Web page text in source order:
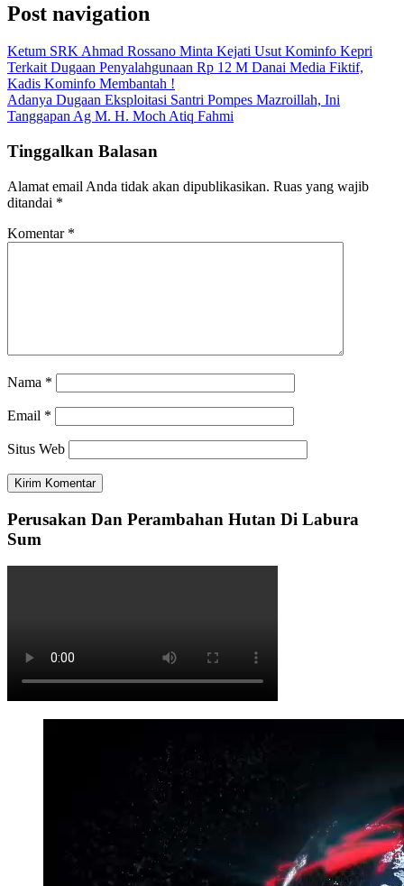
Post navigation
Ketum SRK Ahmad Rossano Minta Kejati Usut Kominfo Kepri
Terkait Dugaan Penyalahgunaan Rp 12 M Danai Media Fiktif,
Kadis Kominfo Membantah !
Adanya Dugaan Eksploitasi Santri Pompes Mazroillah, Ini
Tanggapan Ag M. H. Moch Atiq Fahmi
Tinggalkan Balasan
Alamat email Anda tidak akan dipublikasikan. Ruas yang wajib
ditandai *
Komentar *
Nama *
Email *
Situs Web
Perusakan Dan Perambahan Hutan Di Labura
Sum